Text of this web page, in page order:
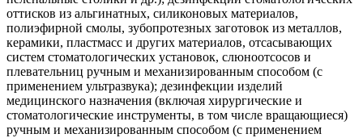
оттисков из альгинатных, силиконовых материалов,
полиэфирной смолы, зубопротезных заготовок из металлов,
керамики, пластмасс и других материалов, отсасывающих
систем стоматологических установок, слюноотсосов и
плевательниц ручным и механизированным способом (с
применением ультразвука); дезинфекции изделий
медицинского назначения (включая хирургические и
стоматологические инструменты, в том числе вращающиеся)
ручным и механизированным способом (с применением